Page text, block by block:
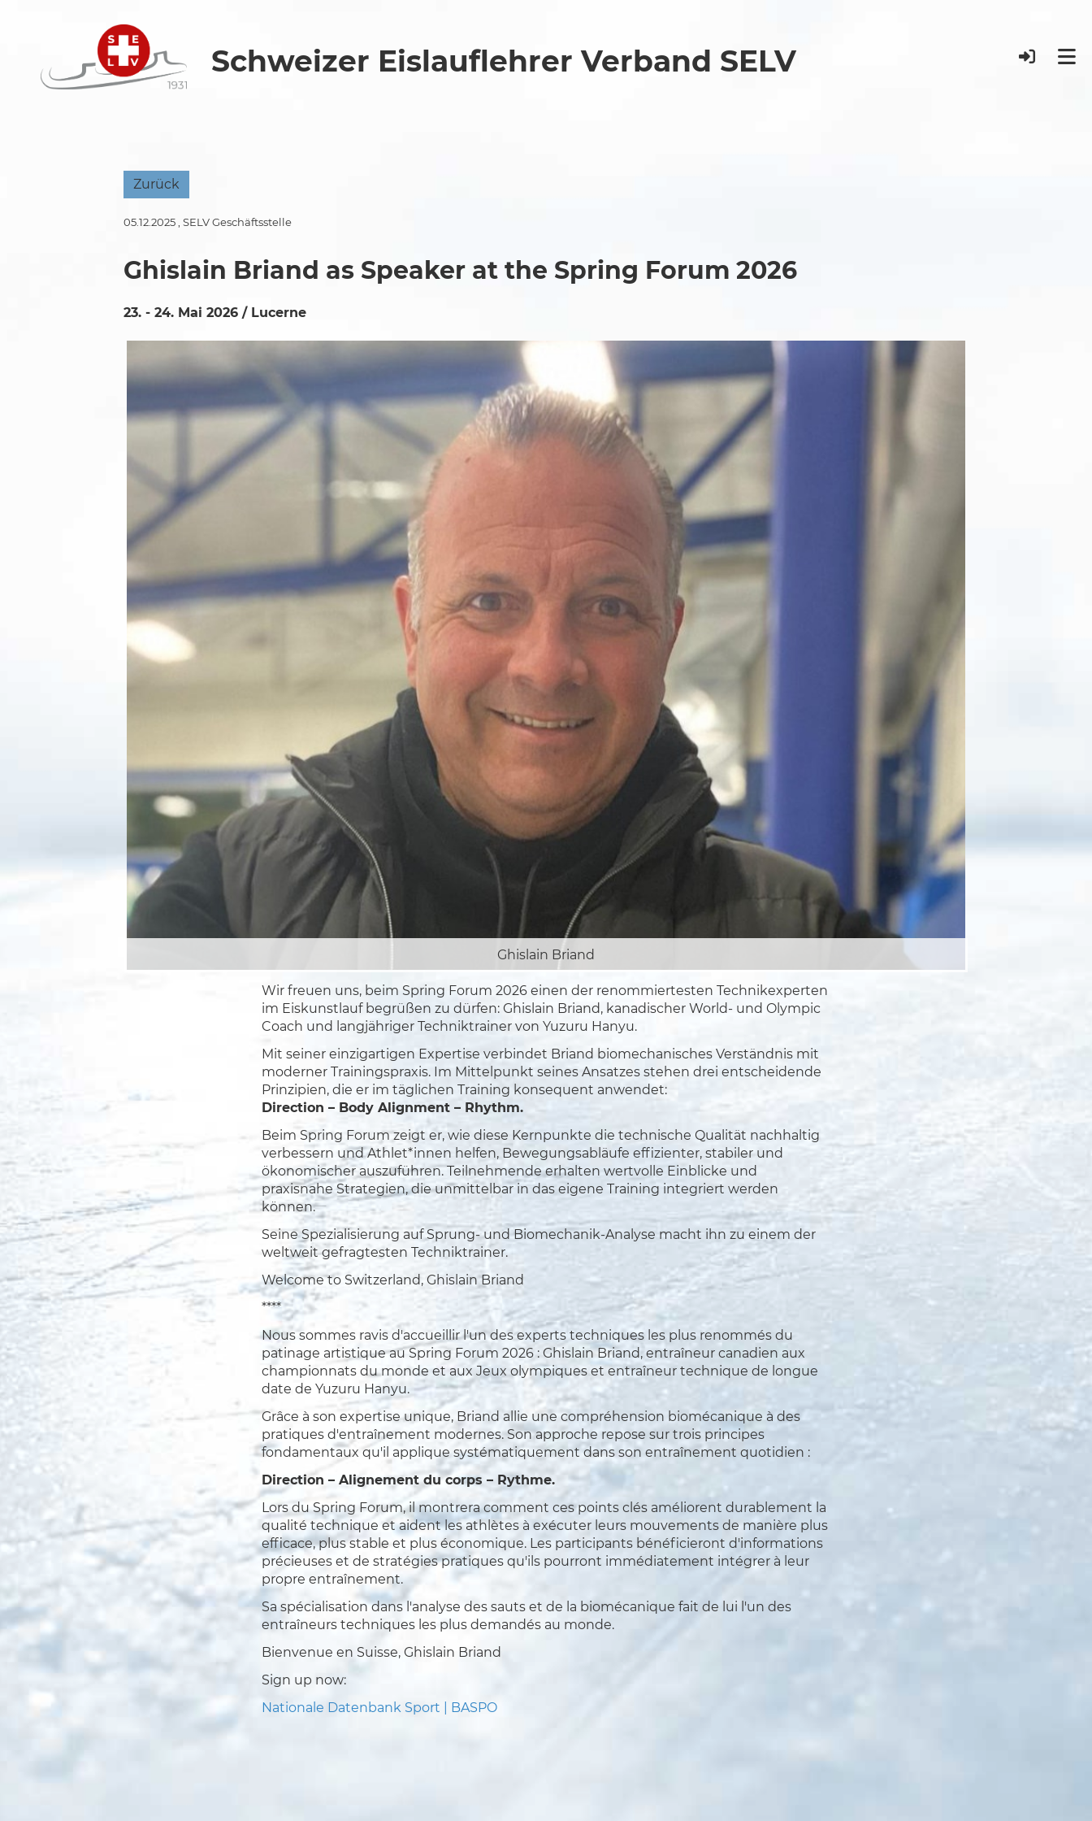
Schweizer Eislauflehrer Verband SELV
Zurück
05.12.2025 , SELV Geschäftsstelle
Ghislain Briand as Speaker at the Spring Forum 2026
23. - 24. Mai 2026 / Lucerne
Ghislain Briand
Wir freuen uns, beim Spring Forum 2026 einen der renommiertesten Technikexperten
im Eiskunstlauf begrüßen zu dürfen: Ghislain Briand, kanadischer World- und Olympic
Coach und langjähriger Techniktrainer von Yuzuru Hanyu.
Mit seiner einzigartigen Expertise verbindet Briand biomechanisches Verständnis mit
moderner Trainingspraxis. Im Mittelpunkt seines Ansatzes stehen drei entscheidende
Prinzipien, die er im täglichen Training konsequent anwendet:
Direction – Body Alignment – Rhythm.
Beim Spring Forum zeigt er, wie diese Kernpunkte die technische Qualität nachhaltig
verbessern und Athlet*innen helfen, Bewegungsabläufe effizienter, stabiler und
ökonomischer auszuführen. Teilnehmende erhalten wertvolle Einblicke und
praxisnahe Strategien, die unmittelbar in das eigene Training integriert werden
können.
Seine Spezialisierung auf Sprung- und Biomechanik-Analyse macht ihn zu einem der
weltweit gefragtesten Techniktrainer.
Welcome to Switzerland, Ghislain Briand
****
Nous sommes ravis d'accueillir l'un des experts techniques les plus renommés du
patinage artistique au Spring Forum 2026 : Ghislain Briand, entraîneur canadien aux
championnats du monde et aux Jeux olympiques et entraîneur technique de longue
date de Yuzuru Hanyu.
Grâce à son expertise unique, Briand allie une compréhension biomécanique à des
pratiques d'entraînement modernes. Son approche repose sur trois principes
fondamentaux qu'il applique systématiquement dans son entraînement quotidien :
Direction – Alignement du corps – Rythme.
Lors du Spring Forum, il montrera comment ces points clés améliorent durablement la
qualité technique et aident les athlètes à exécuter leurs mouvements de manière plus
efficace, plus stable et plus économique. Les participants bénéficieront d'informations
précieuses et de stratégies pratiques qu'ils pourront immédiatement intégrer à leur
propre entraînement.
Sa spécialisation dans l'analyse des sauts et de la biomécanique fait de lui l'un des
entraîneurs techniques les plus demandés au monde.
Bienvenue en Suisse, Ghislain Briand
Sign up now:
Nationale Datenbank Sport | BASPO